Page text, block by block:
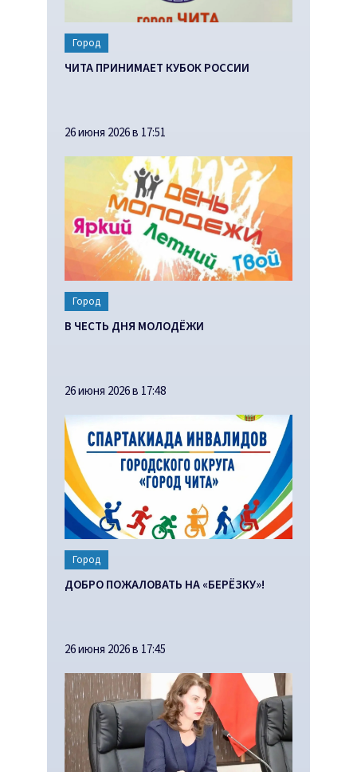
Город
ЧИТА ПРИНИМАЕТ КУБОК РОССИИ
26 июня 2026 в 17:51
Город
В ЧЕСТЬ ДНЯ МОЛОДЁЖИ
26 июня 2026 в 17:48
Город
ДОБРО ПОЖАЛОВАТЬ НА «БЕРЁЗКУ»!
26 июня 2026 в 17:45